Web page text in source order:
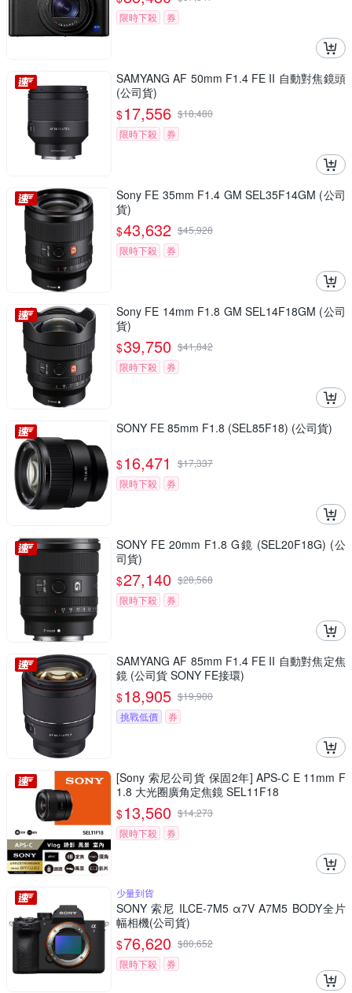
限時下殺
券
SAMYANG AF 50mm F1.4 FE II 自動對焦鏡頭
(公司貨)
$17,556 $18,480
限時下殺
券
Sony FE 35mm F1.4 GM SEL35F14GM (公司
貨)
$43,632 $45,928
限時下殺
券
Sony FE 14mm F1.8 GM SEL14F18GM (公司
貨)
$39,750 $41,842
限時下殺
券
SONY FE 85mm F1.8 (SEL85F18) (公司貨)
$16,471 $17,337
限時下殺
券
SONY FE 20mm F1.8 G鏡 (SEL20F18G) (公
司貨)
$27,140 $28,568
限時下殺
券
SAMYANG AF 85mm F1.4 FE II 自動對焦定焦
鏡 (公司貨 SONY FE接環)
$18,905 $19,900
挑戰低價
券
[Sony 索尼公司貨 保固2年] APS-C E 11mm F
1.8 大光圈廣角定焦鏡 SEL11F18
$13,560 $14,273
限時下殺
券
少量到貨
SONY 索尼 ILCE-7M5 α7V A7M5 BODY全片
幅相機(公司貨)
$76,620 $80,652
限時下殺
券